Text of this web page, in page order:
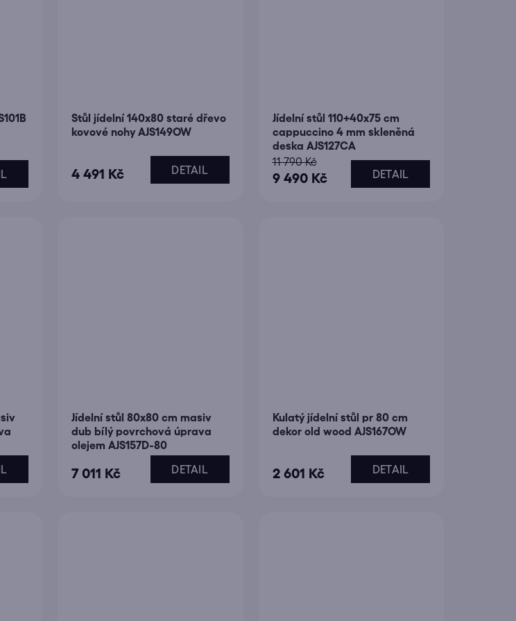
Stůl jídelní 140x80 staré dřevo
kovové nohy AJS149OW
4 491 Kč DETAIL
Jídelní stůl 110+40x75 cm
cappuccino 4 mm skleněná
deska AJS127CA
9 490 Kč
11 790 Kč
DETAIL
Jídelní stůl 80x80 cm masiv
dub bílý povrchová úprava
olejem AJS157D-80
7 011 Kč DETAIL
Kulatý jídelní stůl pr 80 cm
dekor old wood AJS167OW
2 601 Kč DETAIL